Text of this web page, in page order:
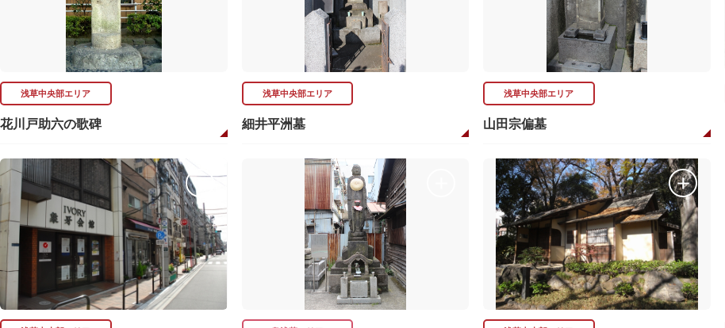
浅草中央部エリア
花川戸助六の歌碑
浅草中央部エリア
細井平洲墓
浅草中央部エリア
山田宗偏墓